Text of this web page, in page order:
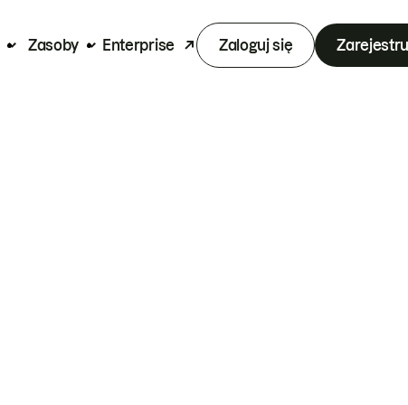
Zasoby Enterprise Zaloguj się